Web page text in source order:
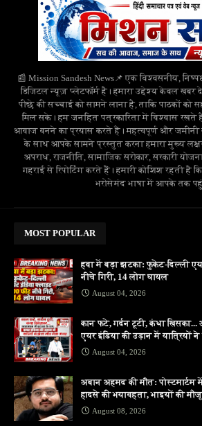
📰 Mission Sandesh News📌 एक विश्वसनीय,
डिजिटल न्यूज़ प्लेटफॉर्म है। हमारा उद्देश्य केवल खबर
पीछे की सच्चाई को सामने लाना है, ताकि पाठकों को
मिल सके। हम जनहित पत्रकारिता में विश्वास रखते
आवाज बनने का प्रयास करते हैं। महत्वपूर्ण और
के साथ आपके सामने प्रस्तुत करना हमारा मुख्य
अपराध, राजनीति, सामाजिक सरोकार, सरकारी
गहराई से रिपोर्टिंग करते हैं। हमारी कोशिश रहती है
भरोसेमंद भाषा में आपके तक
MOST POPULAR
हवा में बड़ा झटका: फुकेट-दिल्ली
नीचे गिरी, 14 लोग घायल
August 04, 2026
कान फटे, गर्दन टूटी, कंधा
एयर इंडिया की उड़ान में यात्रियों
August 04, 2026
अबान अहमद की मौत: पोस्टमार्टम
हादसे की भयावहता, भाइयों की
August 08, 2026